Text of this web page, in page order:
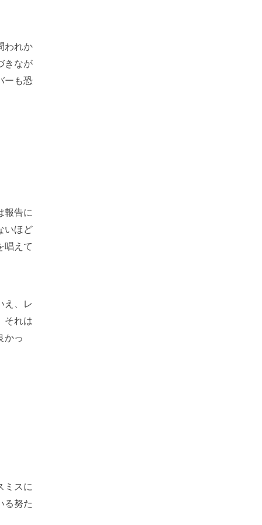
われか
きなが
ーも恐
報告に
いほど
唱えて
え、レ
それは
かっ
ミスに
る努た